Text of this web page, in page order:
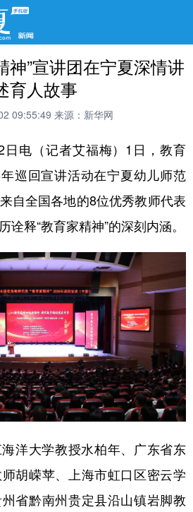
神”宣讲团在宁夏深情讲
育人故事
09:55:49 来源：新华网
电（记者艾福梅）1日，教育
巡回宣讲活动在宁夏幼儿师范
自全国各地的8位优秀教师代表
释“教育家精神”的深刻内涵。
大学教授水柏年、广东省东
胡嵘苹、上海市虹口区密云学
省黔南州贵定县沿山镇岩脚教